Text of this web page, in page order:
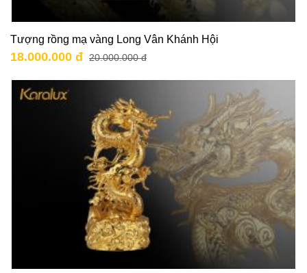
Tượng rồng mạ vàng Long Vân Khánh Hội
18.000.000 đ 20.000.000 đ